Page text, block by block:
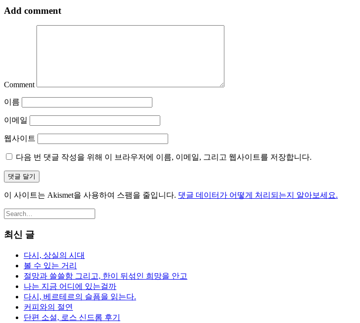
Add comment
Comment
이름
이메일
웹사이트
다음 번 댓글 작성을 위해 이 브라우저에 이름, 이메일, 그리고 웹사이트를 저장합니다.
이 사이트는 Akismet을 사용하여 스팸을 줄입니다. 댓글 데이터가 어떻게 처리되는지 알아보세요.
최신 글
다시, 상실의 시대
볼 수 있는 거리
절망과 쓸쓸함 그리고, 한이 뒤섞인 희망을 안고
나는 지금 어디에 있는걸까
다시, 베르테르의 슬픔을 읽는다.
커피와의 절연
단편 소설, 로스 신드롬 후기